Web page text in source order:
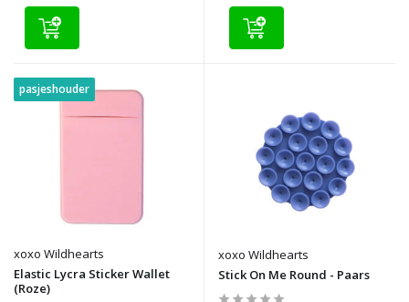
pasjeshouder
xoxo Wildhearts
Elastic Lycra Sticker Wallet
(Roze)
xoxo Wildhearts
Stick On Me Round - Paars